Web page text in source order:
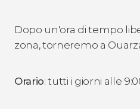
Dopo un'ora di tempo
zona, torneremo a
Orario: tutti i giorni alle